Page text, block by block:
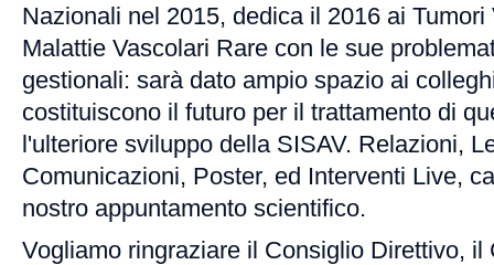
Nazionali nel 2015, dedica il 2016 ai Tumori
Malattie Vascolari Rare con le sue
gestionali: sarà dato ampio spazio ai
costituiscono il futuro per il trattamento di
l'ulteriore sviluppo della SISAV. Relazioni,
Comunicazioni, Poster, ed Interventi Live,
nostro appuntamento scientifico.
Vogliamo ringraziare il Consiglio Direttivo,